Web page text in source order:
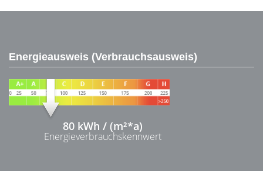
Energieausweis (Verbrauchsausweis)
80 kWh / (m²*a)
Energieverbrauchskennwert